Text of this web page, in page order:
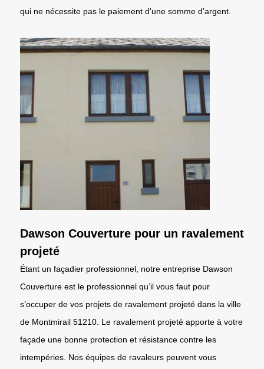
qui ne nécessite pas le paiement d'une somme d'argent.
Dawson Couverture pour un ravalement
projeté
Étant un façadier professionnel, notre entreprise Dawson
Couverture est le professionnel qu’il vous faut pour
s’occuper de vos projets de ravalement projeté dans la ville
de Montmirail 51210. Le ravalement projeté apporte à votre
façade une bonne protection et résistance contre les
intempéries. Nos équipes de ravaleurs peuvent vous